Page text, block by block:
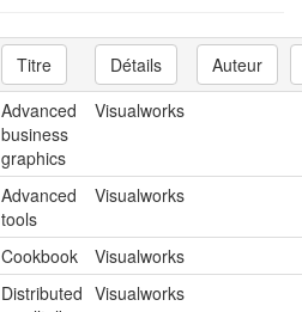
Titre Détails
Auteur
Advanced
business
graphics
Visualworks
Advanced
tools
Visualworks
Cookbook
Visualworks
Distributed Visualworks